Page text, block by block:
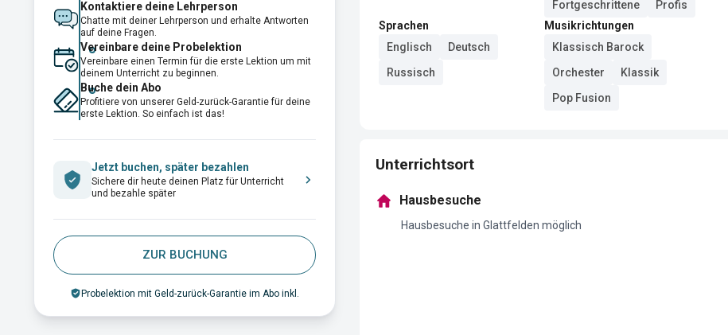
Kontaktiere deine Lehrperson
Chatte mit deiner Lehrperson und erhalte Antworten
auf deine Fragen.
Vereinbare deine Probelektion
Vereinbare einen Termin für die erste Lektion um mit
deinem Unterricht zu beginnen.
Buche dein Abo
Profitiere von unserer Geld-zurück-Garantie für deine
erste Lektion. So einfach ist das!
Jetzt buchen, später bezahlen
Sichere dir heute deinen Platz für Unterricht
und bezahle später
ZUR BUCHUNG
Probelektion mit Geld-zurück-Garantie im Abo inkl.
Fortgeschrittene
Profis
Sprachen
Englisch
Deutsch
Russisch
Musikrichtungen
Klassisch Barock
Orchester
Klassik
Pop Fusion
Unterrichtsort
Hausbesuche
Hausbesuche in Glattfelden möglich